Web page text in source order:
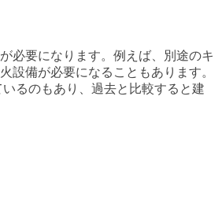
必要になります。例えば、別途のキ
設備が必要になることもあります。
るのもあり、過去と比較すると建